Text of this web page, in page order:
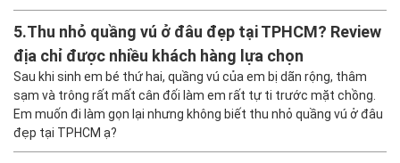
5.Thu nhỏ quầng vú ở đâu đẹp tại TPHCM? Review
địa chỉ được nhiều khách hàng lựa chọn
Sau khi sinh em bé thứ hai, quầng vú của em bị dãn rộng, thâm
sạm và trông rất mất cân đối làm em rất tự ti trước mặt chồng.
Em muốn đi làm gọn lại nhưng không biết thu nhỏ quầng vú ở đâu
đẹp tại TPHCM ạ?